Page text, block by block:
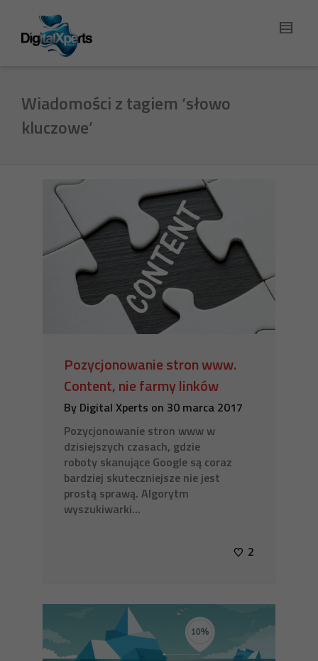
Wiadomości z tagiem ‘słowo
kluczowe’
Pozycjonowanie stron www.
Content, nie farmy linków
By Digital Xperts on 30 marca 2017
Pozycjonowanie stron www w
dzisiejszych czasach, gdzie
roboty skanujące Google są coraz
bardziej skuteczniejsze nie jest
prostą sprawą. Algorytm
wyszukiwarki...
2